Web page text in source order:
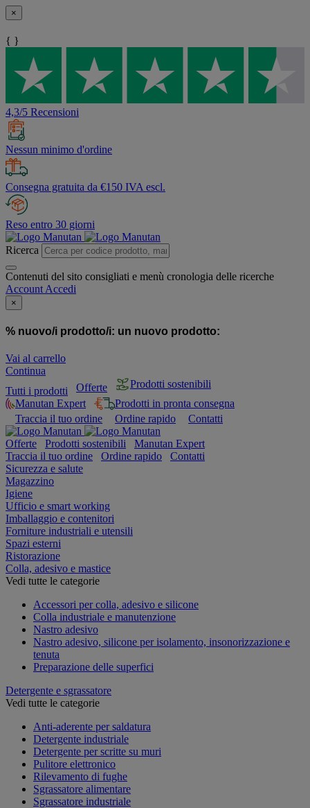
×
{ }
4,3/5 Recensioni
Nessun minimo d'ordine
Consegna gratuita da €150 IVA escl.
Reso entro 30 giorni
Ricerca
Contenuti del sito consigliati e menù cronologia delle ricerche
Account Accedi
×
% nuovo/i prodotto/i: un nuovo prodotto:
Vai al carrello
Continua
Tutti i prodotti
Offerte
Prodotti sostenibili
Manutan Expert
Prodotti in pronta consegna
Traccia il tuo ordine
Ordine rapido Contatti
Offerte Prodotti sostenibili
Manutan Expert
Traccia il tuo ordine
Ordine rapido
Contatti
Sicurezza e salute
Magazzino
Igiene
Ufficio e smart working
Imballaggio e contenitori
Forniture industriali e utensili
Spazi esterni
Ristorazione
Colla, adesivo e mastice
Vedi tutte le categorie
Accessori per colla, adesivo e silicone
Colla industriale e manutenzione
Nastro adesivo
Nastro adesivo, silicone per isolamento, insonorizzazione e
tenuta
Preparazione delle superfici
Detergente e sgrassatore
Vedi tutte le categorie
Anti-aderente per saldatura
Detergente industriale
Detergente per scritte su muri
Pulitore elettronico
Rilevamento di fughe
Sgrassatore alimentare
Sgrassatore industriale